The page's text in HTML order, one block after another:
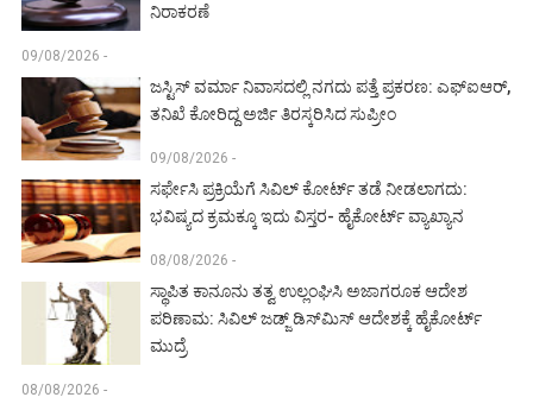
ನಿರಾಕರಣೆ
09/08/2026 -
ಜಸ್ಟಿಸ್ ವರ್ಮಾ ನಿವಾಸದಲ್ಲಿ ನಗದು ಪತ್ತೆ ಪ್ರಕರಣ: ಎಫ್‌ಐಆರ್,
ತನಿಖೆ ಕೋರಿದ್ದ ಅರ್ಜಿ ತಿರಸ್ಕರಿಸಿದ ಸುಪ್ರೀಂ
09/08/2026 -
ಸರ್ಫೇಸಿ ಪ್ರಕ್ರಿಯೆಗೆ ಸಿವಿಲ್ ಕೋರ್ಟ್ ತಡೆ ನೀಡಲಾಗದು:
ಭವಿಷ್ಯದ ಕ್ರಮಕ್ಕೂ ಇದು ವಿಸ್ತರ- ಹೈಕೋರ್ಟ್ ವ್ಯಾಖ್ಯಾನ
08/08/2026 -
ಸ್ಥಾಪಿತ ಕಾನೂನು ತತ್ವ ಉಲ್ಲಂಘಿಸಿ ಅಜಾಗರೂಕ ಆದೇಶ
ಪರಿಣಾಮ: ಸಿವಿಲ್ ಜಡ್ಜ್ ಡಿಸ್‌ಮಿಸ್ ಆದೇಶಕ್ಕೆ ಹೈಕೋರ್ಟ್
ಮುದ್ರೆ
08/08/2026 -